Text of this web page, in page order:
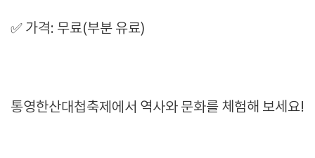
✅ 가격: 무료(부분 유료)
통영한산대첩축제에서 역사와 문화를 체험해 보세요!